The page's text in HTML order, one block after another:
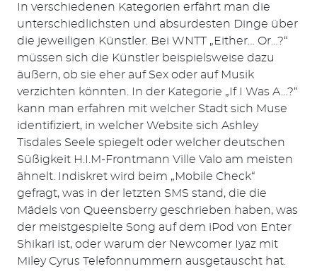
In verschiedenen Kategorien erfährt man die
unterschiedlichsten und absurdesten Dinge über
die jeweiligen Künstler. Bei WNTT „Either… Or…?“
müssen sich die Künstler beispielsweise dazu
äußern, ob sie eher auf Sex oder auf Musik
verzichten könnten. In der Kategorie „If I Was A…?“
kann man erfahren mit welcher Stadt sich Muse
identifiziert, in welcher Website sich Ashley
Tisdales Seele spiegelt oder welcher deutschen
Süßigkeit H.I.M-Frontmann Ville Valo am meisten
ähnelt. Indiskret wird beim „Mobile Check“
gefragt, was in der letzten SMS stand, die die
Mädels von Queensberry geschrieben haben, was
der meistgespielte Song auf dem iPod von Enter
Shikari ist, oder warum der Newcomer Iyaz mit
Miley Cyrus Telefonnummern ausgetauscht hat.